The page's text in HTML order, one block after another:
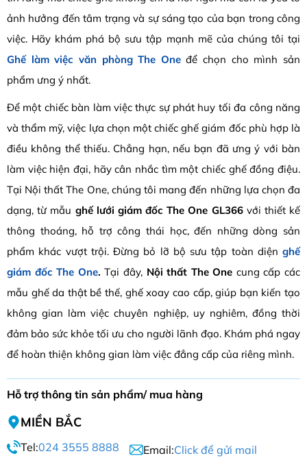
ảnh hưởng đến tâm trạng và sự sáng tạo của bạn trong công
việc. Hãy khám phá bộ sưu tập mạnh mẽ của chúng tôi tại
Ghế làm việc văn phòng The Oneđể chọn cho mình sản
phẩm ưng ý nhất.
Để một chiếc bàn làm việc thực sự phát huy tối đa công năng
và thẩm mỹ, việc lựa chọn một chiếc ghế giám đốc phù hợp là
điều không thể thiếu. Chẳng hạn, nếu bạn đã ưng ý với bàn
làm việc hiện đại, hãy cân nhắc tìm một chiếc ghế đồng điệu.
Tại Nội thất The One, chúng tôi mang đến những lựa chọn đa
dạng, từ mẫu ghế lưới giám đốc The One GL366với thiết kế
thông thoáng, hỗ trợ công thái học, đến những dòng sản
phẩm khác vượt trội. Đừng bỏ lỡ bộ sưu tập toàn diện ghế
giám đốc The One. Tại đây, Nội thất The One cung cấp các
mẫu ghế da thật bề thế, ghế xoay cao cấp, giúp bạn kiến tạo
không gian làm việc chuyên nghiệp, uy nghiêm, đồng thời
đảm bảo sức khỏe tối ưu cho người lãnh đạo. Khám phá ngay
để hoàn thiện không gian làm việc đẳng cấp của riêng mình.
Hỗ trợ thông tin sản phẩm/ mua hàng
MIỀN BẮC
Tel:024 3555 8888 Email:Click để gửi mail